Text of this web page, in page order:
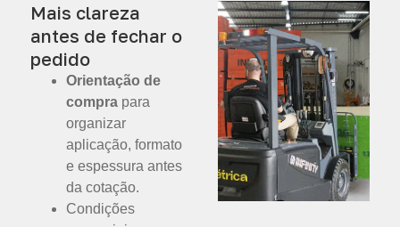
Mais clareza
antes de fechar o
pedido
Orientação de
compra para
organizar
aplicação, formato
e espessura antes
da cotação.
Condições